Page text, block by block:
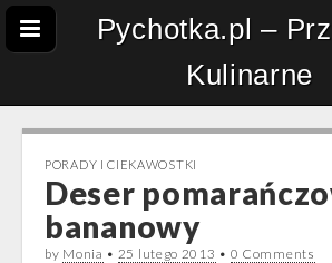
Pychotka.pl –
Kulinarne
PORADY I CIEKAWOSTKI
Deser
bananowy
by Monia • 25 lutego 2013 • 0 Comments